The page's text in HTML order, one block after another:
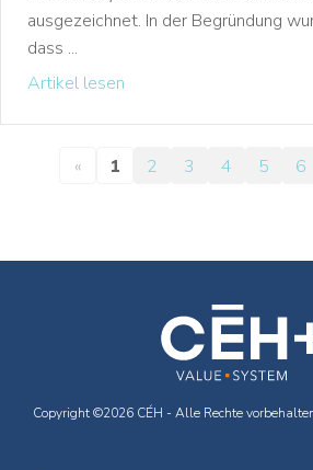
ausgezeichnet. In der Begründung
dass ...
Artikel lesen
« 1 2 3 4 5 6
Copyright ©2026 CÉH - Alle Rechte